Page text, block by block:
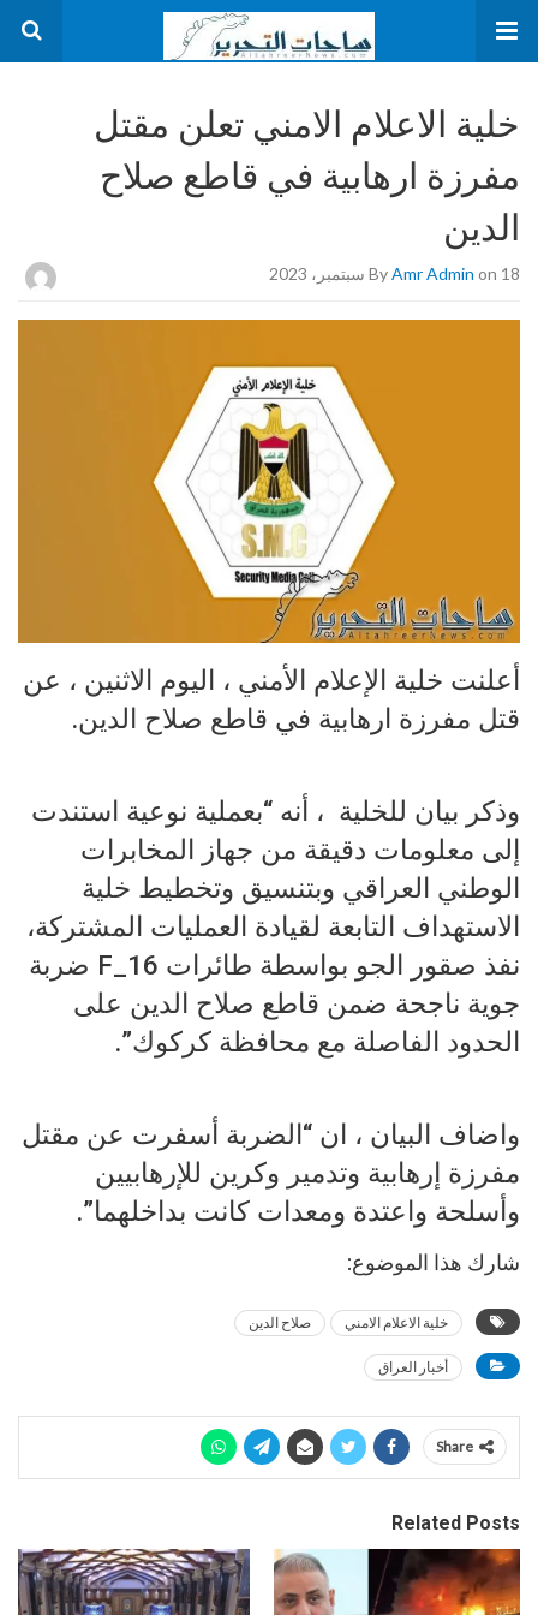
خلية الاعلام الامني تعلن مقتل
مفرزة ارهابية في قاطع صلاح
الدين
ByAmr Admin on 18 سبتمبر، 2023
أعلنت خلية الإعلام الأمني ، اليوم الاثنين ، عن
قتل مفرزة ارهابية في قاطع صلاح الدين.
وذكر بيان للخلية ، أنه “بعملية نوعية استندت
إلى معلومات دقيقة من جهاز المخابرات
الوطني العراقي وبتنسيق وتخطيط خلية
الاستهداف التابعة لقيادة العمليات المشتركة،
نفذ صقور الجو بواسطة طائرات F_16 ضربة
جوية ناجحة ضمن قاطع صلاح الدين على
الحدود الفاصلة مع محافظة كركوك”.
واضاف البيان ، ان “الضربة أسفرت عن مقتل
مفرزة إرهابية وتدمير وكرين للإرهابيين
وأسلحة واعتدة ومعدات كانت بداخلهما”.
شارك هذا الموضوع:
خلية الاعلام الامني صلاح الدين
أخبار العراق
Share
Related Posts